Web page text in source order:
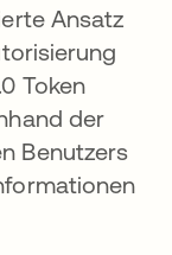
Ansatz
Token
der
Benutzers